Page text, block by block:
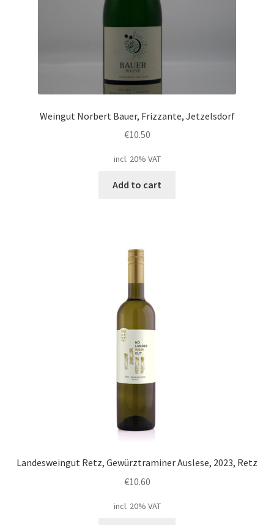
Weingut Norbert Bauer, Frizzante, Jetzelsdorf
€10.50
incl. 20% VAT
Add to cart
Landesweingut Retz, Gewürztraminer Auslese, 2023, Retz
€10.60
incl. 20% VAT